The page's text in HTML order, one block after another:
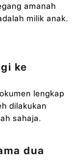
amanah
milik anak.
ke
lengkap
dilakukan
sahaja.
dua